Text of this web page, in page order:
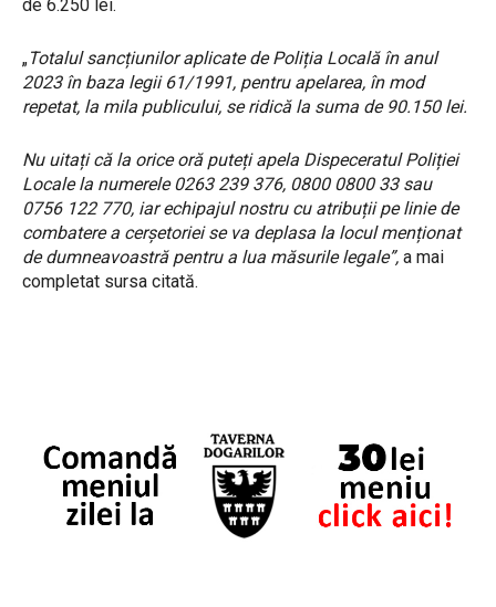
de 6.250 lei.
„Totalul sancțiunilor aplicate de Poliția Locală în anul
2023 în baza legii 61/1991, pentru apelarea, în mod
repetat, la mila publicului, se ridică la suma de 90.150 lei.
Nu uitați că la orice oră puteți apela Dispeceratul Poliției
Locale la numerele 0263 239 376, 0800 0800 33 sau
0756 122 770, iar echipajul nostru cu atribuții pe linie de
combatere a cerșetoriei se va deplasa la locul menționat
de dumneavoastră pentru a lua măsurile legale”, a mai
completat sursa citată.